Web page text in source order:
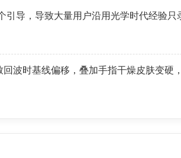
导，导致大量用户沿用光学时代经验只
波时基线偏移，叠加手指干燥皮肤变硬